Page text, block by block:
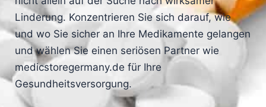
Linderung. Konzentrieren Sie sich darauf, wie
und wo Sie sicher an Ihre Medikamente gelangen
und wählen Sie einen seriösen Partner wie
medicstoregermany.de für Ihre
Gesundheitsversorgung.